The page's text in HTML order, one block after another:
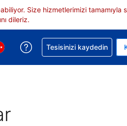
Size hizmetlerimizi tamamıyla
dileriz.
seçimi yap. Mevcut para biriminiz
seçimi yap. Mevcut diliniz
Rezervasyonunuzla ilgili
Tesisinizi kaydedin